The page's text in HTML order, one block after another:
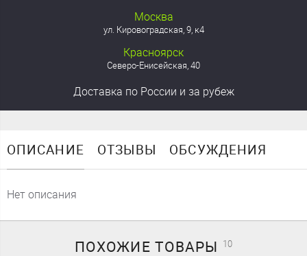
Москва
ул. Кировоградская, 9, к4
Красноярск
Северо-Енисейская, 40
Доставка по России и за рубеж
ОПИСАНИЕ ОТЗЫВЫ ОБСУЖДЕНИЯ
Нет описания
ПОХОЖИЕТОВАРЫ 10